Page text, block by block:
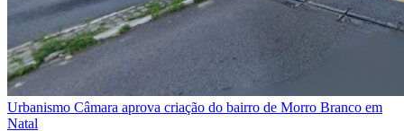
Urbanismo Câmara aprova criação do bairro de Morro Branco em
Natal